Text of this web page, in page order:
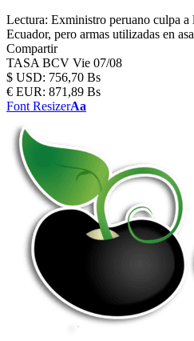
Lectura: Exministro peruano culpa a
Ecuador, pero armas utilizadas en
Compartir
TASA BCV Vie 07/08
$ USD: 756,70 Bs
€ EUR: 871,89 Bs
Font ResizerAa